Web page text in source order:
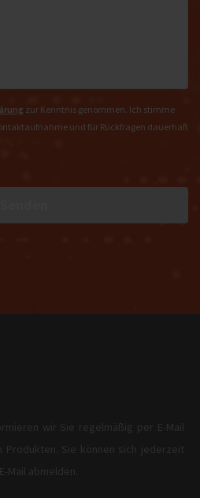
zur Kenntnis genommen. Ich stimme
und für Rückfragen dauerhaft
wir Sie regelmäßig per E-Mail
Produkten. Sie können sich jederzeit
Mail abmelden.